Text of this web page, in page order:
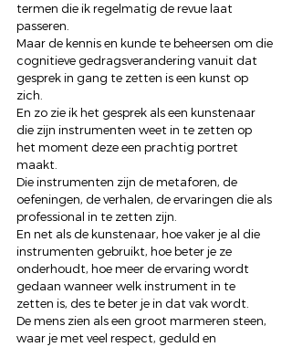
termen die ik regelmatig de revue laat
passeren.
Maar de kennis en kunde te beheersen om die
cognitieve gedragsverandering vanuit dat
gesprek in gang te zetten is een kunst op
zich.
En zo zie ik het gesprek als een kunstenaar
die zijn instrumenten weet in te zetten op
het moment deze een prachtig portret
maakt.
Die instrumenten zijn de metaforen, de
oefeningen, de verhalen, de ervaringen die als
professional in te zetten zijn.
En net als de kunstenaar, hoe vaker je al die
instrumenten gebruikt, hoe beter je ze
onderhoudt, hoe meer de ervaring wordt
gedaan wanneer welk instrument in te
zetten is, des te beter je in dat vak wordt.
De mens zien als een groot marmeren steen,
waar je met veel respect, geduld en